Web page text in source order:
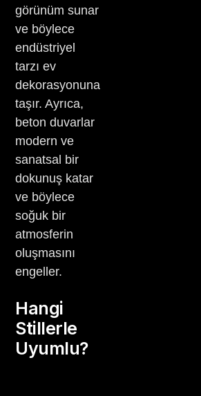
görünüm sunar
ve böylece
endüstriyel
tarzı ev
dekorasyonuna
taşır. Ayrıca,
beton duvarlar
modern ve
sanatsal bir
dokunuş katar
ve böylece
soğuk bir
atmosferin
oluşmasını
engeller.
Hangi
Stillerle
Uyumlu?